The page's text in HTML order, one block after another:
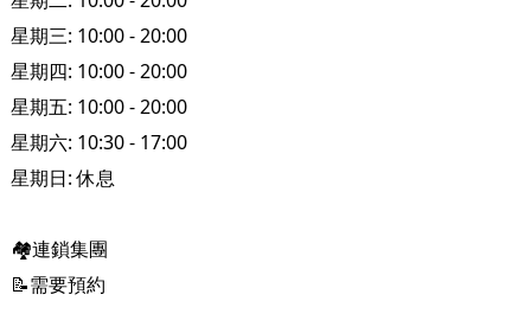
星期三: 10:00 - 20:00
星期四: 10:00 - 20:00
星期五: 10:00 - 20:00
星期六: 10:30 - 17:00
星期日: 休息
🏘連鎖集團
📝需要預約